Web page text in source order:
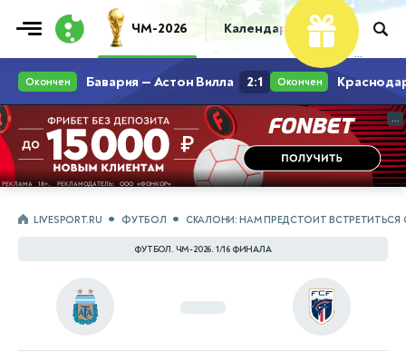
ЧМ-2026 Календарь Таблица
...
...
LIVESPORT.RU ФУТБОЛ СКАЛОНИ: НАМ ПРЕДСТОИТ
ФУТБОЛ. ЧМ-2026. 1/16 ФИНАЛА